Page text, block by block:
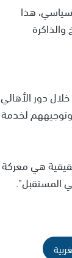
هذا
دور الأهالي
لخدمة
هي معركة
المستقبل".